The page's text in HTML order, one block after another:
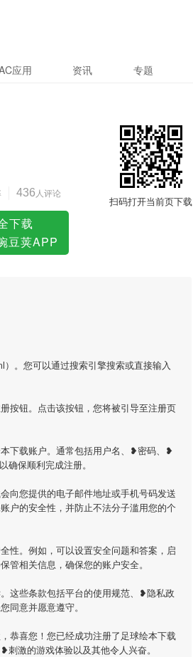
应用 资讯 专题
436 人评论
下载
豆荚APP
扫码打开当前页下载
）。您可以通过搜索引擎搜索或直接输入
按钮。点击该按钮，您将被引导至注册页
下载账户。通常包括用户名、❥密码、❥
保顺利完成注册。
向您提供的电子邮件地址或手机号码发送
户的安全性，并防止不法分子滥用您的个
性。例如，可以设置安全问题和答案，启
管相关信息，确保您的账户安全。
这些条款包括平台的使用规范、❥隐私政
同意并愿意遵守。
恭喜您！您已经成功注册了足球绘本下载
激的游戏体验以及其他令人兴奋。